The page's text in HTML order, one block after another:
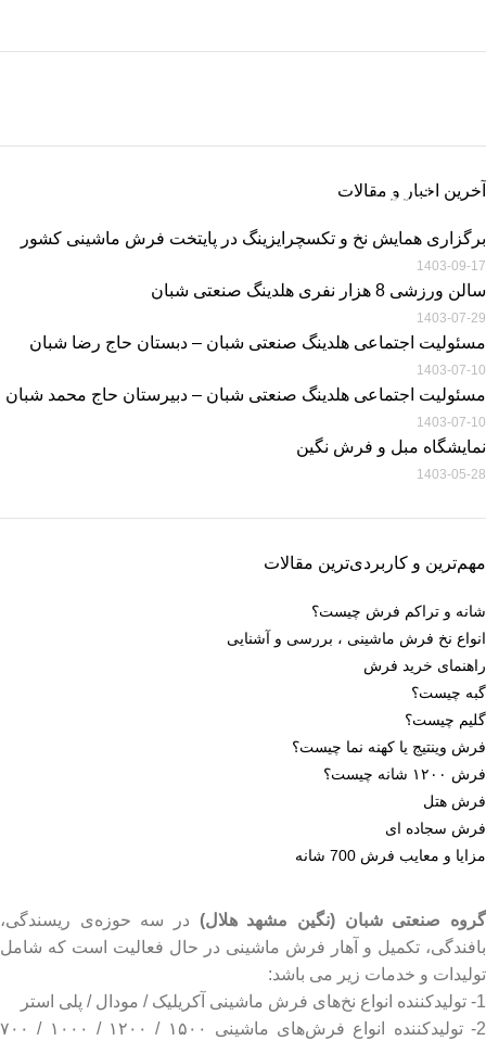
اطلاعات بیشتر
آخرین اخبار و مقالات
برگزاری همایش نخ و تکسچرایزینگ در پایتخت فرش ماشینی کشور
1403-09-17
سالن ورزشی 8 هزار نفری هلدینگ صنعتی شبان
1403-07-29
مسئولیت اجتماعی هلدینگ صنعتی شبان – دبستان حاج رضا شبان
1403-07-10
مسئولیت اجتماعی هلدینگ صنعتی شبان – دبیرستان حاج محمد شبان
1403-07-10
نمایشگاه مبل و فرش نگین
1403-05-28
مهم‌ترین و کاربردی‌ترین مقالات
شانه و تراکم فرش چیست؟
انواع نخ فرش ماشینی ، بررسی و آشنایی
راهنمای خرید فرش
گبه چیست؟
گلیم چیست؟
فرش وینتیج یا کهنه نما چیست؟
فرش ۱۲۰۰ شانه چیست؟
فرش هتل
فرش سجاده ای
مزایا و معایب فرش 700 شانه
گروه صنعتی شبان (نگین مشهد هلال) در سه حوزه‌ی ریسندگی،
بافندگی، تکمیل و آهار فرش ماشینی در حال فعالیت است که شامل
تولیدات و خدمات زیر می باشد:
1- تولیدکننده انواع نخ‌های فرش ماشینی آکریلیک / مودال / پلی استر
2- تولیدکننده انواع فرش‌های ماشینی ۱۵۰۰ / ۱۲۰۰ / ۱۰۰۰ / ۷۰۰